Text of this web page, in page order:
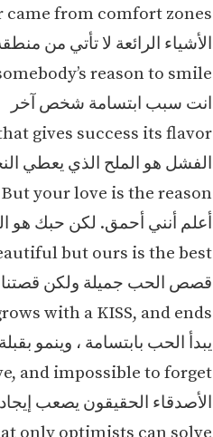
came from comfort zones
الأشياء الرائعة لا تأتي من
reason to smile
انت سبب ابتسامة شخص آخر
gives success its flavor
الفشل هو الملح الذي يعطي
your love is the reason
أعلم أنني أحمق. لكن حبك هو
but ours is the best
قصص الحب جميلة ولكن
with a KISS, and ends
يبدأ الحب بابتسامة ، وينمو
and impossible to forget
الأصدقاء الحقيقون يصعب